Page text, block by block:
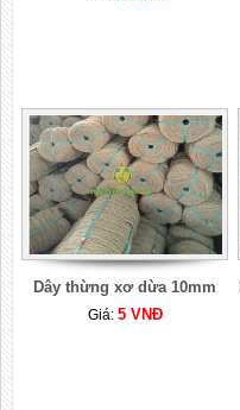
Dây thừng xơ dừa 10mm
Giá: 5 VNĐ